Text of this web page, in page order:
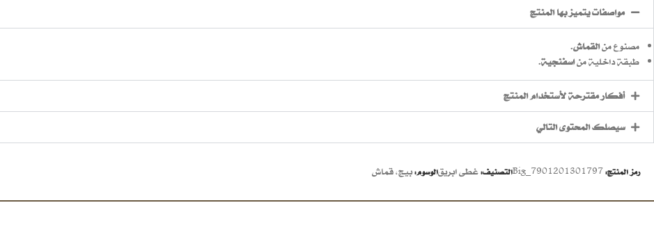
مواصفات يتميز بها المنتج
مصنوع منالقماش.
طبقة داخلية مناسفنجية.
أفكار مقترحة لأستخدام المنتج
سيصلك المحتوى التالي
رمز المنتج:Big_7901201301797التصنيف:غطى ابريقالوسوم:بيج,قماش